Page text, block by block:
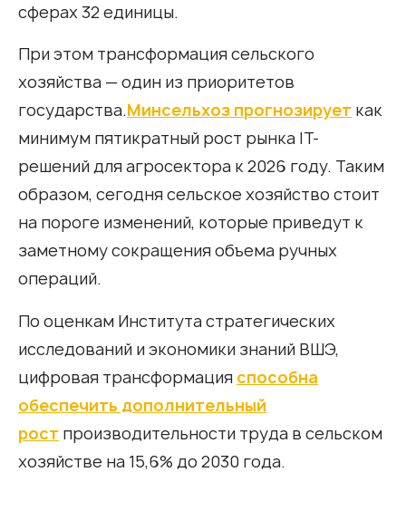
сферах 32 единицы.
При этом трансформация сельского
хозяйства — один из приоритетов
государства.Минсельхоз прогнозирует как
минимум пятикратный рост рынка IT-
решений для агросектора к 2026 году. Таким
образом, сегодня сельское хозяйство стоит
на пороге изменений, которые приведут к
заметному сокращения объема ручных
операций.
По оценкам Института стратегических
исследований и экономики знаний ВШЭ,
цифровая трансформация способна
обеспечить дополнительный
рост производительности труда в сельском
хозяйстве на 15,6% до 2030 года.